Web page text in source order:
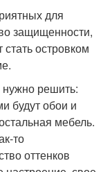
для
защищенности,
островком
решить:
будут обои и
мебель.
то
оттенков